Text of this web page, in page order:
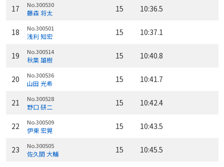
17 No.300530
藤森 将太 15 10:36.5
18 No.300501
浅利 知宏 15 10:37.1
19 No.300514
秋葉 雄樹 15 10:40.8
20 No.300536
山田 光希 15 10:41.7
21 No.300528
野口 研二 15 10:42.4
22 No.300509
伊東 宏晃 15 10:43.5
23 No.300505
佐久間 大輔 15 10:45.5